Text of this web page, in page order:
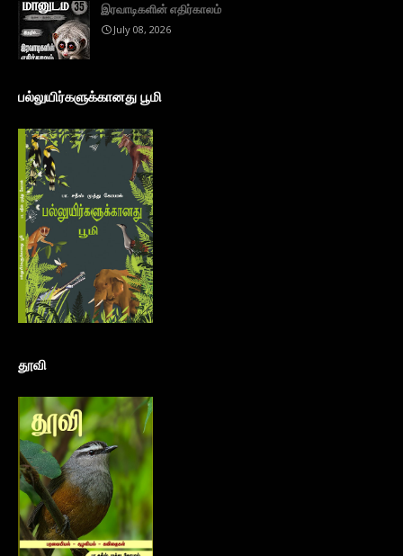
இரவாடிகளின் எதிர்காலம்
July 08, 2026
பல்லுயிர்களுக்கானது பூமி
தூவி